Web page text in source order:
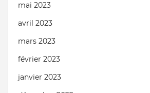
mai 2023
avril 2023
mars 2023
février 2023
janvier 2023